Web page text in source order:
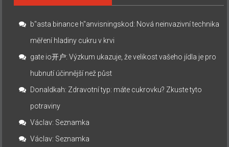
b"asta binance h"anvisningskod: Nová neinvazivní technika
měření hladiny cukru v krvi
gate io开户:Výzkum ukazuje, že velikost vašeho jídla je pro
hubnutí účinnější než půst
Donaldkah: Zdravotní typ: máte cukrovku? Zkuste tyto
potraviny
Václav: Seznamka
Václav: Seznamka